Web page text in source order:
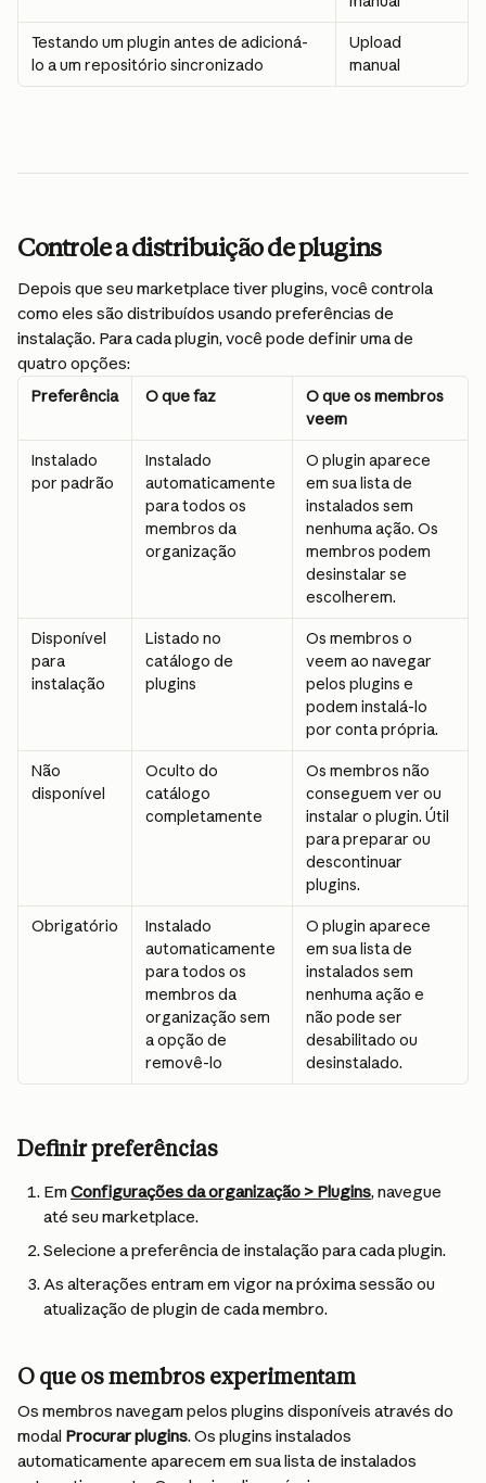
Testando um plugin antes de adicioná-
lo a um repositório sincronizado
Upload
manual
Controle a distribuição de plugins
Depois que seu marketplace tiver plugins, você controla
como eles são distribuídos usando preferências de
instalação. Para cada plugin, você pode definir uma de
quatro opções:
Preferência O que faz
O que os membros
veem
Instalado
por padrão
Instalado
automaticamente
para todos os
membros da
organização
O plugin aparece
em sua lista de
instalados sem
nenhuma ação. Os
membros podem
desinstalar se
escolherem.
Disponível
para
instalação
Listado no
catálogo de
plugins
Os membros o
veem ao navegar
pelos plugins e
podem instalá-lo
por conta própria.
Não
disponível
Oculto do
catálogo
completamente
Os membros não
conseguem ver ou
instalar o plugin. Útil
para preparar ou
descontinuar
plugins.
Obrigatório
Instalado
automaticamente
para todos os
membros da
organização sem
a opção de
removê-lo
O plugin aparece
em sua lista de
instalados sem
nenhuma ação e
não pode ser
desabilitado ou
desinstalado.
Definir preferências
Em Configurações da organização > Plugins, navegue
até seu marketplace.
Selecione a preferência de instalação para cada plugin.
As alterações entram em vigor na próxima sessão ou
atualização de plugin de cada membro.
O que os membros experimentam
Os membros navegam pelos plugins disponíveis através do
modal Procurar plugins. Os plugins instalados
automaticamente aparecem em sua lista de instalados